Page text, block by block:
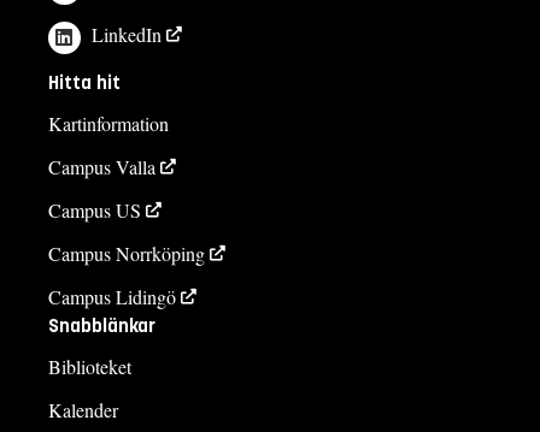
LinkedIn
Hitta hit
Kartinformation
Campus Valla
Campus US
Campus Norrköping
Campus Lidingö
Snabblänkar
Biblioteket
Kalender